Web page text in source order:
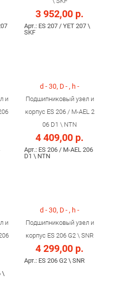
3 952,00 р.
Арт.: ES 207 / YET 207 \
SKF
и
d - 30, D - , h -
Подшипниковый узел и
корпус ES 206 / M-AEL 2
06 D1 \ NTN
4 409,00 р.
Арт.: ES 206 / M-AEL 206
D1 \ NTN
и
\
d - 30, D - , h -
Подшипниковый узел и
корпус ES 206 G2 \ SNR
4 299,00 р.
Арт.: ES 206 G2 \ SNR